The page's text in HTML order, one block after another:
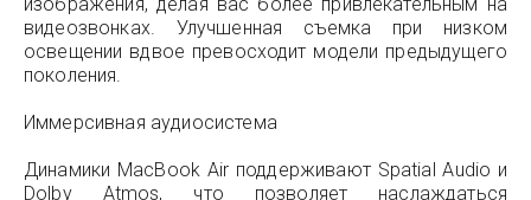
видеозвонках. Улучшенная съемка при низком
освещении вдвое превосходит модели предыдущего
поколения.
Иммерсивная аудиосистема
Динамики MacBook Air поддерживают Spatial Audio и
Dolby Atmos, что позволяет наслаждаться